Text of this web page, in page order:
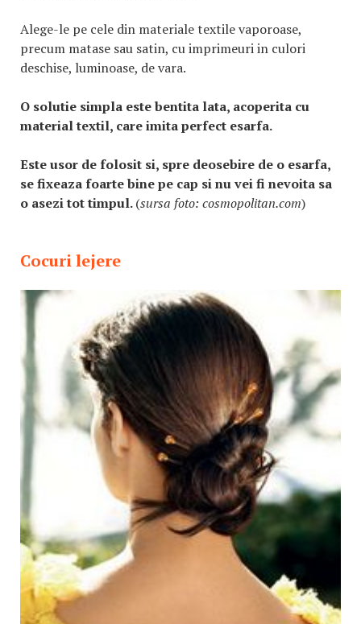
Alege-le pe cele din materiale textile vaporoase,
precum matase sau satin, cu imprimeuri in culori
deschise, luminoase, de vara.
O solutie simpla este bentita lata, acoperita cu
material textil, care imita perfect esarfa.
Este usor de folosit si, spre deosebire de o esarfa,
se fixeaza foarte bine pe cap si nu vei fi nevoita sa
o asezi tot timpul.(sursa foto: cosmopolitan.com)
Cocuri lejere